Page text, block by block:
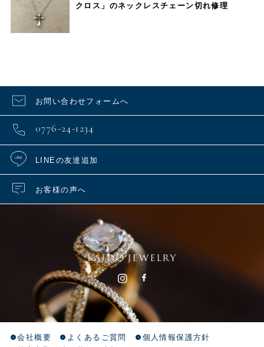
クロス」のネックレスチェーン切れ修理
お問い合わせフォームへ
0776-24-1234
LINEの友達追加
お客様の声へ
会社概要 よくあるご質問
個人情報保護方針